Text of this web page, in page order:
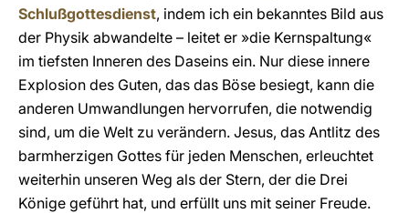
Schlußgottesdienst, indem ich ein bekanntes Bild aus
der Physik abwandelte – leitet er »die Kernspaltung«
im tiefsten Inneren des Daseins ein. Nur diese innere
Explosion des Guten, das das Böse besiegt, kann die
anderen Umwandlungen hervorrufen, die notwendig
sind, um die Welt zu verändern. Jesus, das Antlitz des
barmherzigen Gottes für jeden Menschen, erleuchtet
weiterhin unseren Weg als der Stern, der die Drei
Könige geführt hat, und erfüllt uns mit seiner Freude.